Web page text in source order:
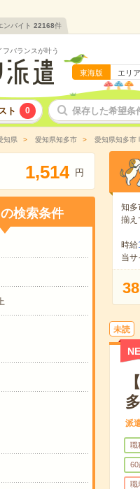
ンバイト 22168件
フバランスが叶う
東海版 エリ
ト 0 保存した希望条
知県 愛知県知多市 愛知県知多市
1,514 円
検索条件 知多
揃え
時給
当サ
38
未読
多
派
職
60
職